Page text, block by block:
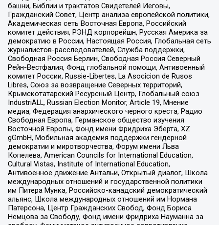
башни, Библии и трактатов Свидетелей Иеговы,
Гражданский Совет, Центр анализа европейской политики,
Академическая сеть Восточная Европа, Российский
комитет действия, РЭНД корпорейшн, Русская Америка за
демократию в России, Настоящая Россия, Глобальная сеть
журналистов-расследователей, Служба поддержки,
Свободная Россия Берлин, Свободная Россия Северный
Рейн-Вестфалия, Фонд глобальной помощи, Антивоенный
комитет России, Russie-Libertes, La Asocicion de Rusos
Libres, Союз за возвращение Северных территорий,
Крымскотатарский Ресурсный Центр, Глобальный союз
IndustriALL, Russian Election Monitor, Article 19, Мнение
медиа, Федерация анархического черного креста, Радио
Свободная Европа, Германское общество изучения
Восточной Европы, Фонд имени Фридриха Эберта, XZ
gGmbH, Мобильная академия поддержки гендерной
демократии и миротворчества, Форум имени Льва
Копелева, American Councils for International Education,
Cultural Vistas, Institute of International Education,
Антивоенное движение Антальи, Открытый диалог, Школа
международных отношений и государственной политики
им Питера Мунка, Российско-канадский демократический
альянс, Школа международных отношений им Нормана
Патерсона, Центр Гражданских Свобод, Фонд Бориса
Немцова за Свободу, Фонд имени Фридриха Науманна за